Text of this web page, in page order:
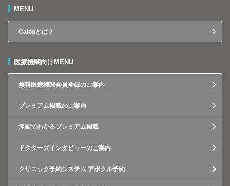
MENU
Calooとは？
医療機関向けMENU
無料医療機関会員登録のご案内
プレミアム掲載のご案内
漫画でわかるプレミアム掲載
ドクターズインタビューのご案内
クリニック予約システム アポクル予約